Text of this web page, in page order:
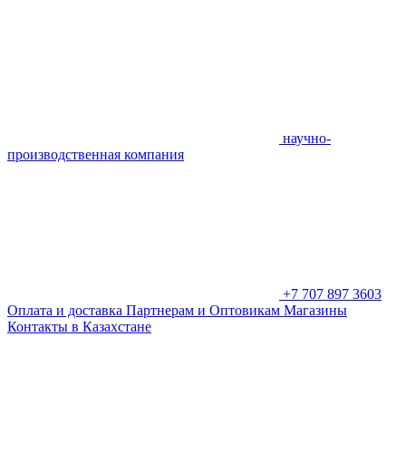
научно-
производственная компания
+7 707 897 3603
Оплата и доставка Партнерам и Оптовикам Магазины
Контакты в Казахстане